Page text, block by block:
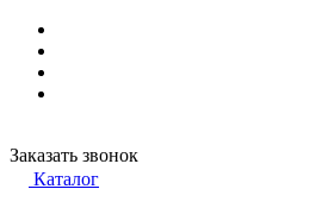
Заказать звонок
Каталог